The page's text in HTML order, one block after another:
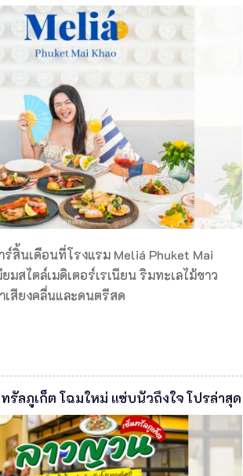
สิ้นเดือนที่โรงแรม Meliá Phuket Mai
มสไตล์เมดิเตอร์เรเนียน ริมทะเลไม้ขาว
เสียงคลื่นและดนตรีสด
รัลภูเก็ต โฉมใหม่ แซ่บนัวถึงใจ โปรล่าสุด